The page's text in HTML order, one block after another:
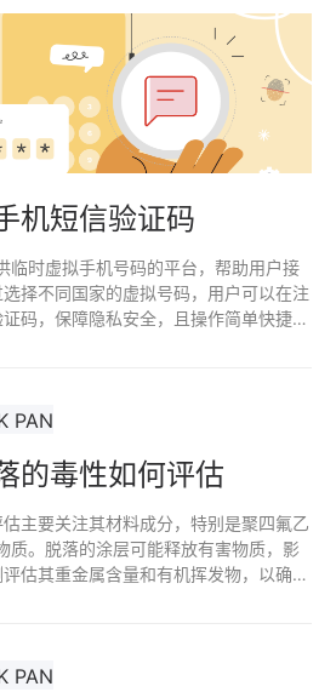
机短信验证码
临时虚拟手机号码的平台，帮助用户接
择不同国家的虚拟号码，用户可以在注
码，保障隐私安全，且操作简单快捷。
的毒性如何评估
主要关注其材料成分，特别是聚四氟乙
质。脱落的涂层可能释放有害物质，影
估其重金属含量和有机挥发物，以确定